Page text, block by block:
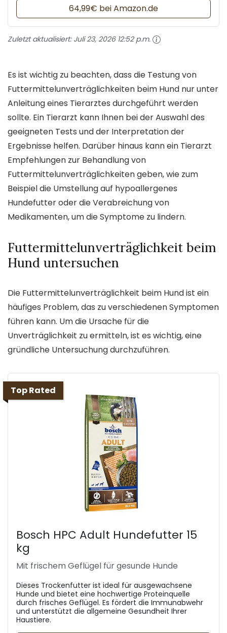
64,99€ bei Amazon.de
Zuletzt aktualisiert: Juli 23, 2026 12:52 p.m.
Es ist wichtig zu beachten, dass die Testung von
Futtermittelunverträglichkeiten beim Hund nur unter
Anleitung eines Tierarztes durchgeführt werden
sollte. Ein Tierarzt kann Ihnen bei der Auswahl des
geeigneten Tests und der Interpretation der
Ergebnisse helfen. Darüber hinaus kann ein Tierarzt
Empfehlungen zur Behandlung von
Futtermittelunverträglichkeiten geben, wie zum
Beispiel die Umstellung auf hypoallergenes
Hundefutter oder die Verabreichung von
Medikamenten, um die Symptome zu lindern.
Futtermittelunverträglichkeit beim
Hund untersuchen
Die Futtermittelunverträglichkeit beim Hund ist ein
häufiges Problem, das zu verschiedenen Symptomen
führen kann. Um die Ursache für die
Unverträglichkeit zu ermitteln, ist es wichtig, eine
gründliche Untersuchung durchzuführen.
Top Rated
Bosch HPC Adult Hundefutter 15
kg
Mit frischem Geflügel für gesunde Hunde
Dieses Trockenfutter ist ideal für ausgewachsene
Hunde und bietet eine hochwertige Proteinquelle
durch frisches Geflügel. Es fördert die Immunabwehr
und unterstützt die allgemeine Gesundheit Ihrer
Haustiere.